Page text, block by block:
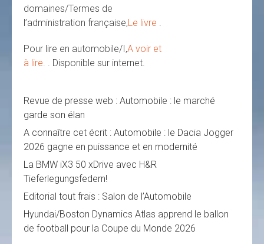
domaines/Termes de
l’administration française,Le livre .
Pour lire en automobile/I,A voir et
à lire. . Disponible sur internet.
Revue de presse web : Automobile : le marché
garde son élan
A connaître cet écrit : Automobile : le Dacia Jogger
2026 gagne en puissance et en modernité
La BMW iX3 50 xDrive avec H&R
Tieferlegungsfedern!
Editorial tout frais : Salon de l’Automobile
Hyundai/Boston Dynamics Atlas apprend le ballon
de football pour la Coupe du Monde 2026